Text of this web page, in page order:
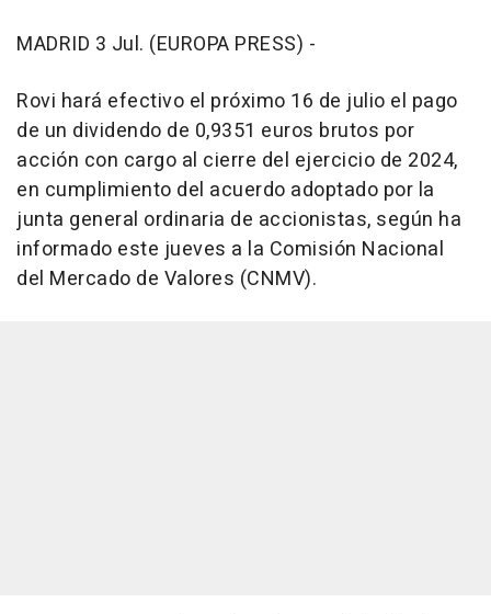
MADRID 3 Jul. (EUROPA PRESS) -
Rovi hará efectivo el próximo 16 de julio el pago
de un dividendo de 0,9351 euros brutos por
acción con cargo al cierre del ejercicio de 2024,
en cumplimiento del acuerdo adoptado por la
junta general ordinaria de accionistas, según ha
informado este jueves a la Comisión Nacional
del Mercado de Valores (CNMV).